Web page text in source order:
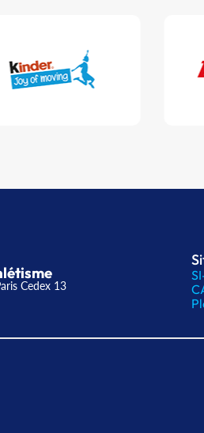
Cedex 13